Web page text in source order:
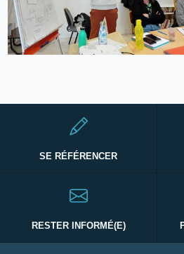
SE RÉFÉRENCER
RESTER INFORMÉ(E)